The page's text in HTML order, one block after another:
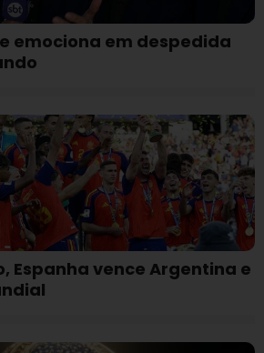
emociona em despedida
Espanha vence Argentina e